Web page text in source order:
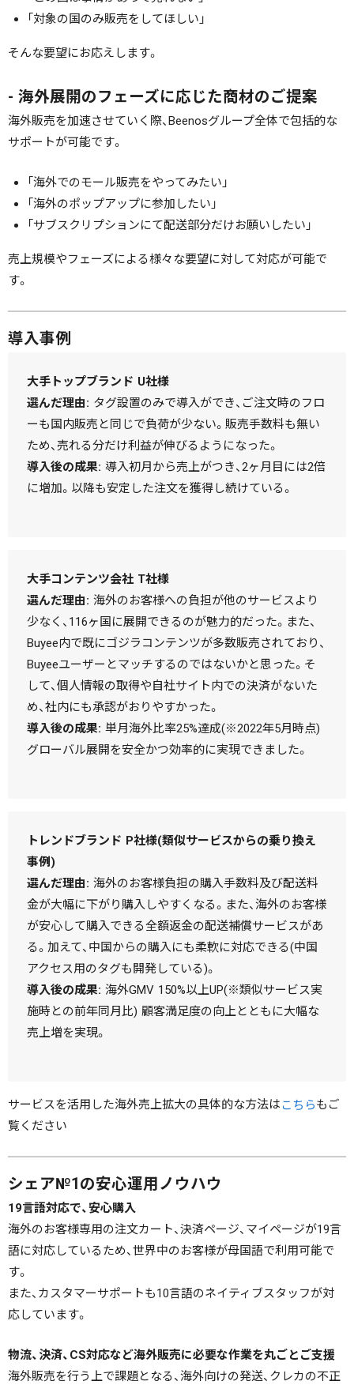
「対象の国のみ販売をしてほしい」
そんな要望にお応えします。
- 海外展開のフェーズに応じた商材のご提案
海外販売を加速させていく際、Beenosグループ全体で包括的な
サポートが可能です。
「海外でのモール販売をやってみたい」
「海外のポップアップに参加したい」
「サブスクリプションにて配送部分だけお願いしたい」
売上規模やフェーズによる様々な要望に対して対応が可能で
す。
導入事例
大手トップブランド U社様
選んだ理由: タグ設置のみで導入ができ、ご注文時のフロ
ーも国内販売と同じで負荷が少ない。販売手数料も無い
ため、売れる分だけ利益が伸びるようになった。
導入後の成果: 導入初月から売上がつき、2ヶ月目には2倍
に増加。以降も安定した注文を獲得し続けている。
大手コンテンツ会社 T社様
選んだ理由: 海外のお客様への負担が他のサービスより
少なく、116ヶ国に展開できるのが魅力的だった。また、
Buyee内で既にゴジラコンテンツが多数販売されており、
Buyeeユーザーとマッチするのではないかと思った。そ
して、個人情報の取得や自社サイト内での決済がないた
め、社内にも承認がおりやすかった。
導入後の成果: 単月海外比率25%達成(※2022年5月時点)
グローバル展開を安全かつ効率的に実現できました。
トレンドブランド P社様(類似サービスからの乗り換え
事例)
選んだ理由: 海外のお客様負担の購入手数料及び配送料
金が大幅に下がり購入しやすくなる。また、海外のお客様
が安心して購入できる全額返金の配送補償サービスがあ
る。加えて、中国からの購入にも柔軟に対応できる(中国
アクセス用のタグも開発している)。
導入後の成果: 海外GMV 150%以上UP(※類似サービス実
施時との前年同月比) 顧客満足度の向上とともに大幅な
売上増を実現。
サービスを活用した海外売上拡大の具体的な方法はこちらもご
覧ください
シェア№1の安心運用ノウハウ
19言語対応で、安心購入
海外のお客様専用の注文カート、決済ページ、マイページが19言
語に対応しているため、世界中のお客様が母国語で利用可能で
す。
また、カスタマーサポートも10言語のネイティブスタッフが対
応しています。
物流、決済、CS対応など海外販売に必要な作業を丸ごとご支援
海外販売を行う上で課題となる、海外向けの発送、クレカの不正